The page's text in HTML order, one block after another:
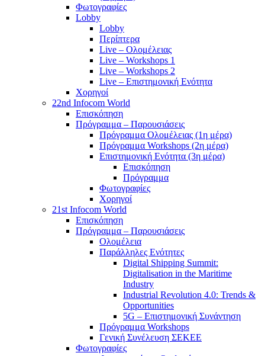
Φωτογραφίες
Lobby
Lobby
Περίπτερα
Live – Ολομέλειας
Live – Workshops 1
Live – Workshops 2
Live – Επιστημονική Ενότητα
Χορηγοί
22nd Infocom World
Επισκόπηση
Πρόγραμμα – Παρουσιάσεις
Πρόγραμμα Ολομέλειας (1η μέρα)
Πρόγραμμα Workshops (2η μέρα)
Επιστημονική Ενότητα (3η μέρα)
Επισκόπηση
Πρόγραμμα
Φωτογραφίες
Χορηγοί
21st Infocom World
Επισκόπηση
Πρόγραμμα – Παρουσιάσεις
Ολομέλεια
Παράλληλες Ενότητες
Digital Shipping Summit:
Digitalisation in the Maritime
Industry
Industrial Revolution 4.0: Trends &
Opportunities
5G – Επιστημονική Συνάντηση
Πρόγραμμα Workshops
Γενική Συνέλευση ΣΕΚΕΕ
Φωτογραφίες